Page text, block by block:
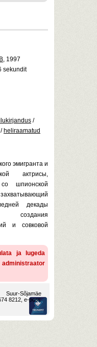
, 1997
sekundit
/
/ heliraamatud
эмигранта и
актрисы,
шпионской
декады
создания
и совковой
ja lugeda
Suur-Sõjamäe
8212, e-post: